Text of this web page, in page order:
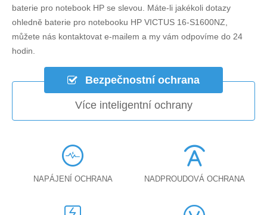
baterie pro notebook HP se slevou. Máte-li jakékoli dotazy
ohledně baterie pro notebooku HP VICTUS 16-S1600NZ
můžete nás kontaktovat e-mailem a my vám odpovíme do 24
hodin.
Bezpečnostní ochrana
Více inteligentní ochrany
NAPÁJENÍ OCHRANA NADPROUDOVÁ OCHRANA